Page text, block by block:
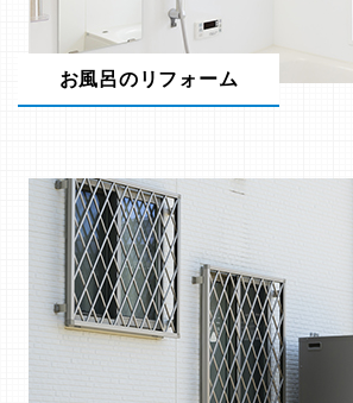
お風呂のリフォーム